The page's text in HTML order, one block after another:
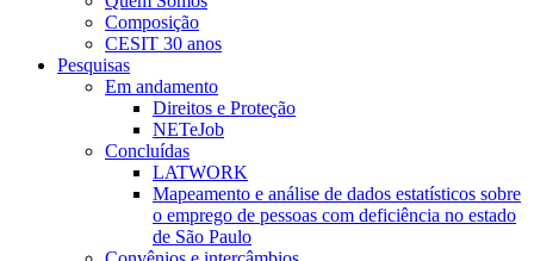
Composição
CESIT 30 anos
Pesquisas
Em andamento
Direitos e Proteção
NETeJob
Concluídas
LATWORK
Mapeamento e análise de dados estatísticos sobre
o emprego de pessoas com deficiência no estado
de São Paulo